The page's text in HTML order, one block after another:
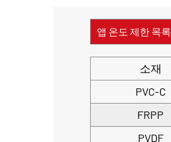
앱 온도 제한 목록
소재
PVC-C
FRPP
PVDF